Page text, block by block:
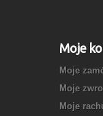
Moje
Moje
Moje
Moje